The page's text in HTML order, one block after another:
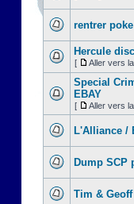
rentrer
Hercule
[ Aller vers
Special
EBAY
[ Aller vers
L'Alliance /
Dump SCP
Tim &